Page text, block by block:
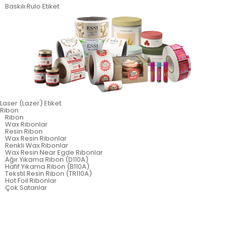
Baskılı Rulo Etiket
Laser (Lazer) Etiket
Ribon
Ribon
Wax Ribonlar
Resin Ribon
Wax Resin Ribonlar
Renkli Wax Ribonlar
Wax Resin Near Egde Ribonlar
Ağır Yıkama Ribon (D110A)
Hafif Yıkama Ribon (B110A)
Tekstil Resin Ribon (TR110A)
Hot Foil Ribonlar
Çok Satanlar